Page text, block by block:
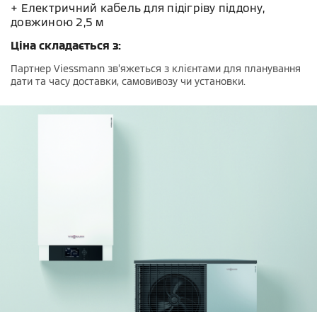
+ Електричний кабель для підігріву піддону,
довжиною 2,5 м
Ціна складається з:
Партнер Viessmann зв’яжеться з клієнтами для планування
дати та часу доставки, самовивозу чи установки.